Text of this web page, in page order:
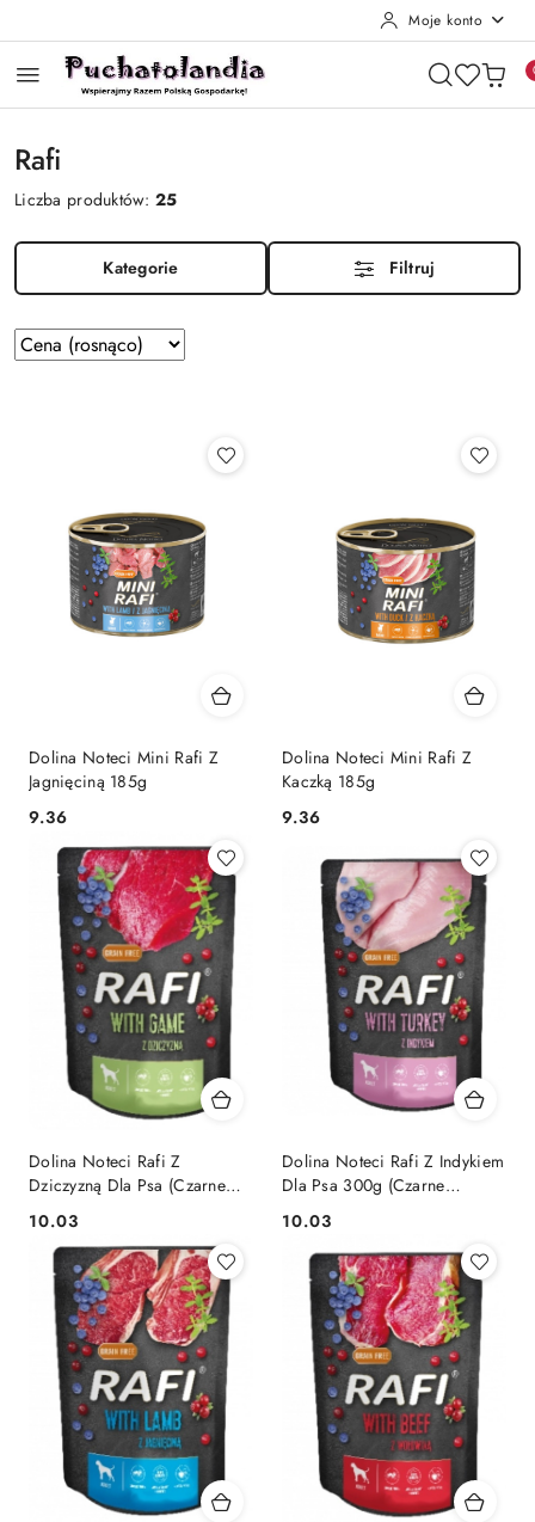
Moje konto
Rafi
Liczba produktów:25
Kategorie Filtruj
Zastosowano
sortowanie:
Sortuj
według
Dolina Noteci Mini Rafi Z
Jagnięciną 185g
Cena:
9.36
Dolina Noteci Mini Rafi Z
Kaczką 185g
Cena:
9.36
Dolina Noteci Rafi Z
Dziczyzną Dla Psa (Czarne
Cena:
10.03
Dolina Noteci Rafi Z Indykiem
Dla Psa 300g (Czarne
Cena:
10.03